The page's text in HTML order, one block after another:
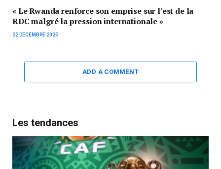
« Le Rwanda renforce son emprise sur l’est de la
RDC malgré la pression internationale »
22 DÉCEMBRE 2025
ADD A COMMENT
Les tendances